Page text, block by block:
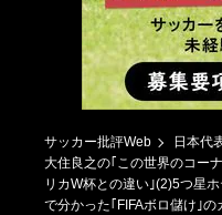
サッカー批評Web
日本代
大住良之の｢この世界のコー
リカW杯との違い｣(2)5つ星
で分かった｢FIFAボロ儲け｣の